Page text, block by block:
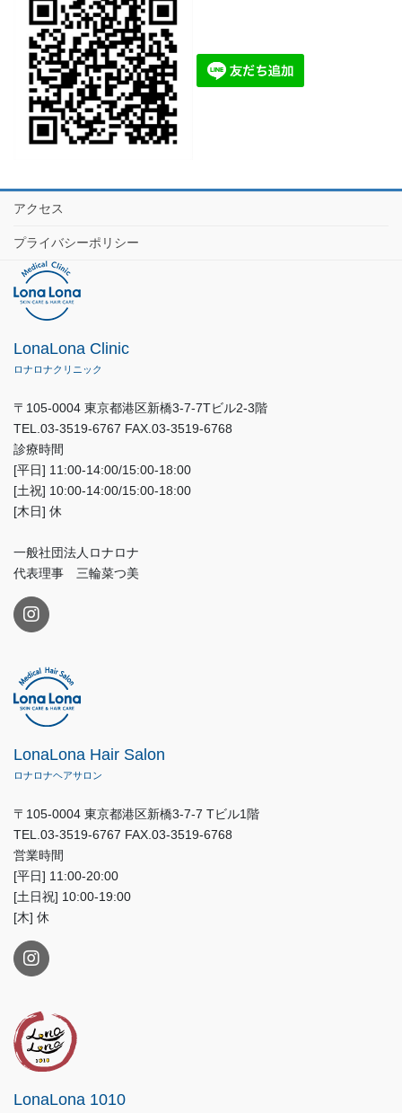
アクセス
プライバシーポリシー
LonaLona Clinic
ロナロナクリニック
〒105-0004 東京都港区新橋3-7-7Tビル2-3階
TEL.03-3519-6767 FAX.03-3519-6768
診療時間
[平日] 11:00-14:00/15:00-18:00
[土祝] 10:00-14:00/15:00-18:00
[木日] 休
一般社団法人ロナロナ
代表理事 三輪菜つ美
LonaLona Hair Salon
ロナロナヘアサロン
〒105-0004 東京都港区新橋3-7-7 Tビル1階
TEL.03-3519-6767 FAX.03-3519-6768
営業時間
[平日] 11:00-20:00
[土日祝] 10:00-19:00
[木] 休
LonaLona 1010